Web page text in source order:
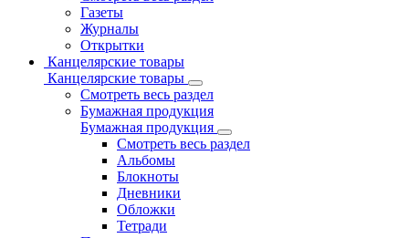
Газеты
Журналы
Открытки
Канцелярские товары
Канцелярские товары
Смотреть весь раздел
Бумажная продукция
Бумажная продукция
Смотреть весь раздел
Альбомы
Блокноты
Дневники
Обложки
Тетради